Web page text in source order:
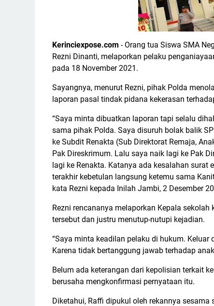
Kerinciexpose.com - Orang tua Siswa SMA
Rezni Dinanti, melaporkan pelaku
pada 18 November 2021.
Sayangnya, menurut Rezni, pihak Polda
laporan pasal tindak pidana kekerasan
“Saya minta dibuatkan laporan tapi selalu
sama pihak Polda. Saya disuruh bolak balik
ke Subdit Renakta (Sub Direktorat Remaja,
Pak Direskrimum. Lalu saya naik lagi ke Pak
lagi ke Renakta. Katanya ada kesalahan surat
terakhir kebetulan langsung ketemu sama
kata Rezni kepada Inilah Jambi, 2 Desember
Rezni rencananya melaporkan Kepala
tersebut dan justru menutup-nutupi kejadian.
“Saya minta keadilan pelaku di hukum.
Karena tidak bertanggung jawab terhadap
Belum ada keterangan dari kepolisian terkait
berusaha mengkonfirmasi pernyataan itu.
Diketahui, Raffi dipukul oleh rekannya